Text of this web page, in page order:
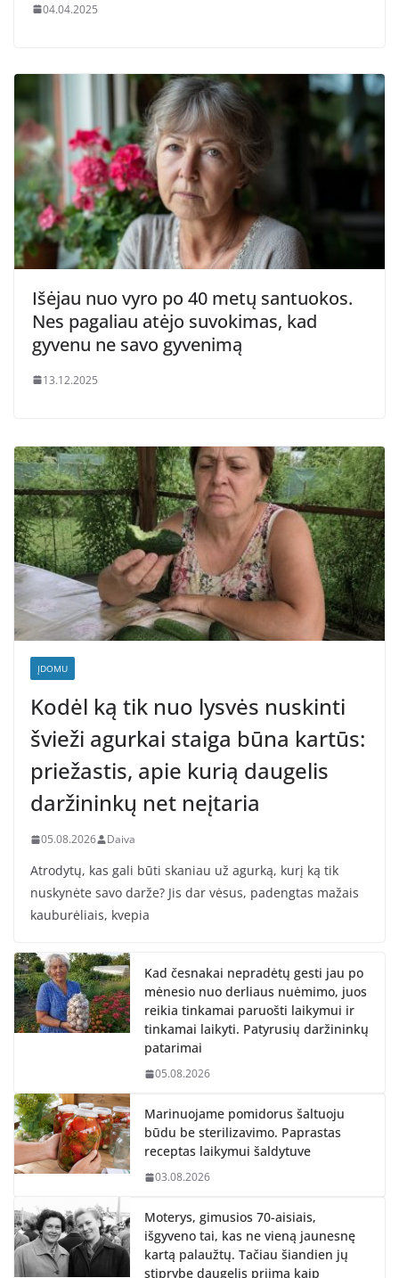
04.04.2025
Išėjau nuo vyro po 40 metų santuokos.
Nes pagaliau atėjo suvokimas, kad
gyvenu ne savo gyvenimą
13.12.2025
ĮDOMU
Kodėl ką tik nuo lysvės nuskinti
švieži agurkai staiga būna kartūs:
priežastis, apie kurią daugelis
daržininkų net neįtaria
05.08.2026 Daiva
Atrodytų, kas gali būti skaniau už agurką, kurį ką tik
nuskynėte savo darže? Jis dar vėsus, padengtas mažais
kauburėliais, kvepia
Kad česnakai nepradėtų gesti jau po
mėnesio nuo derliaus nuėmimo, juos
reikia tinkamai paruošti laikymui ir
tinkamai laikyti. Patyrusių daržininkų
patarimai
05.08.2026
Marinuojame pomidorus šaltuoju
būdu be sterilizavimo. Paprastas
receptas laikymui šaldytuve
03.08.2026
Moterys, gimusios 70-aisiais,
išgyveno tai, kas ne vieną jaunesnę
kartą palaužtų. Tačiau šiandien jų
stiprybę daugelis priima kaip